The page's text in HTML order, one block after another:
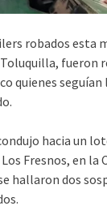
robados esta
fueron
quienes
hacia un
Fresnos, en la
hallaron dos